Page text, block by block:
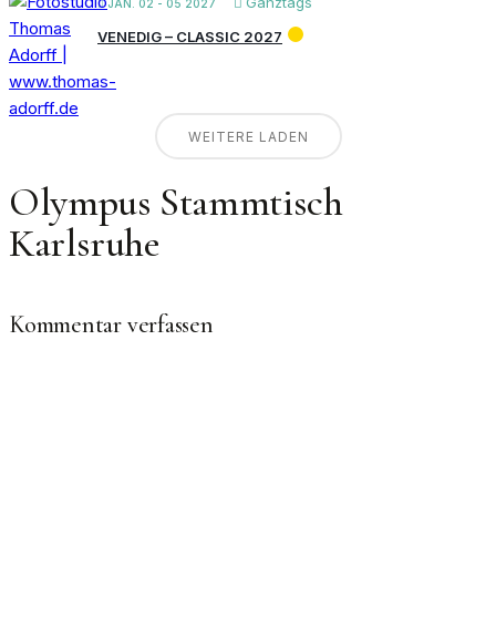
JAN. 02 - 05 2027
VENEDIG – CLASSIC 2027
WEITERE LADEN
Olympus Stammtisch
Karlsruhe
Kommentar verfassen